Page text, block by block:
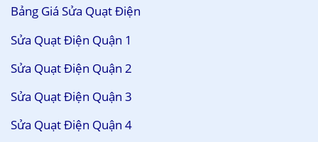
Bảng Giá Sửa Quạt Điện
Sửa Quạt Điện Quận 1
Sửa Quạt Điện Quận 2
Sửa Quạt Điện Quận 3
Sửa Quạt Điện Quận 4